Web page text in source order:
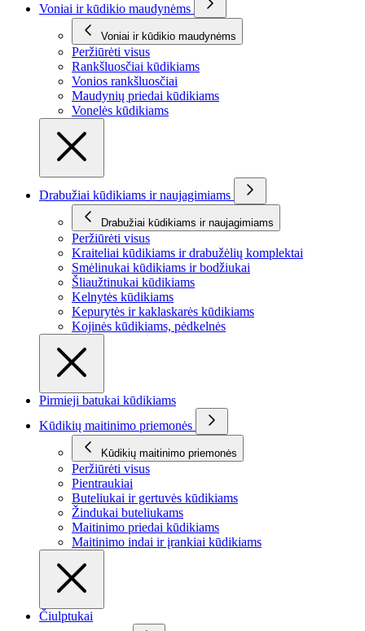
Voniai ir kūdikio maudynėms
Voniai ir kūdikio maudynėms
Peržiūrėti visus
Rankšluosčiai kūdikiams
Vonios rankšluosčiai
Maudynių priedai kūdikiams
Vonelės kūdikiams
Drabužiai kūdikiams ir naujagimiams
Drabužiai kūdikiams ir naujagimiams
Peržiūrėti visus
Kraiteliai kūdikiams ir drabužėlių komplektai
Smėlinukai kūdikiams ir bodžiukai
Šliaužtinukai kūdikiams
Kelnytės kūdikiams
Kepurytės ir kaklaskarės kūdikiams
Kojinės kūdikiams, pėdkelnės
Pirmieji batukai kūdikiams
Kūdikių maitinimo priemonės
Kūdikių maitinimo priemonės
Peržiūrėti visus
Pientraukiai
Buteliukai ir gertuvės kūdikiams
Žindukai buteliukams
Maitinimo priedai kūdikiams
Maitinimo indai ir įrankiai kūdikiams
Čiulptukai